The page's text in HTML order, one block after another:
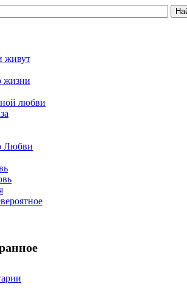
живут
жизни
любви
Любви